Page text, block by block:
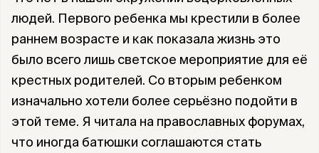
людей. Первого ребенка мы крестили в более
раннем возрасте и как показала жизнь это
было всего лишь светское мероприятие для её
крестных родителей. Со вторым ребенком
изначально хотели более серьёзно подойти в
этой теме. Я читала на православных форумах,
что иногда батюшки соглашаются стать